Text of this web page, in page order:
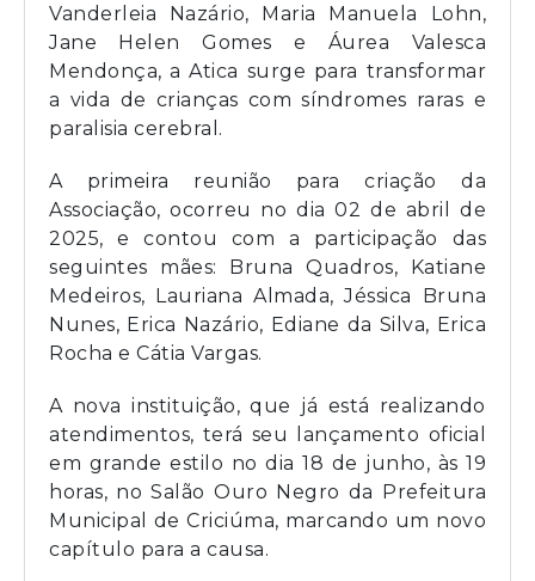
Vanderleia Nazário, Maria Manuela Lohn,
Jane Helen Gomes e Áurea Valesca
Mendonça, a Atica surge para transformar
a vida de crianças com síndromes raras e
paralisia cerebral.
A primeira reunião para criação da
Associação, ocorreu no dia 02 de abril de
2025, e contou com a participação das
seguintes mães: Bruna Quadros, Katiane
Medeiros, Lauriana Almada, Jéssica Bruna
Nunes, Erica Nazário, Ediane da Silva, Erica
Rocha e Cátia Vargas.
A nova instituição, que já está realizando
atendimentos, terá seu lançamento oficial
em grande estilo no dia 18 de junho, às 19
horas, no Salão Ouro Negro da Prefeitura
Municipal de Criciúma, marcando um novo
capítulo para a causa.